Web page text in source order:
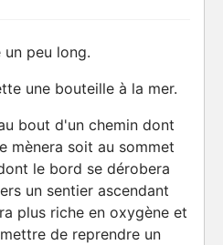
peu long.
une bouteille à la mer.
bout d'un chemin dont
mènera soit au sommet
le bord se dérobera
un sentier ascendant
plus riche en oxygène et
de reprendre un